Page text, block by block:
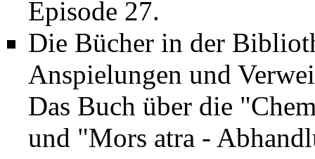
Episode 27.
Die Bücher in der
Anspielungen und
Das Buch über die
und "Mors atra -